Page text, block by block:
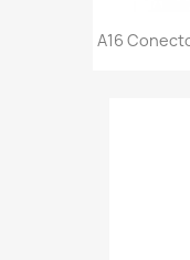
A16